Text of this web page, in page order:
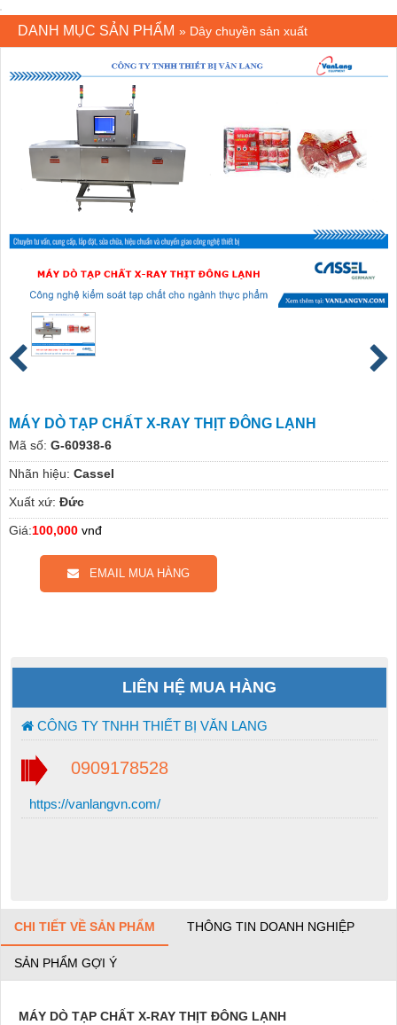
DANH MỤC SẢN PHẨM » Dây chuyền sản xuất
MÁY DÒ TẠP CHẤT X-RAY THỊT ĐÔNG LẠNH
Mã số: G-60938-6
Nhãn hiệu: Cassel
Xuất xứ: Đức
Giá:100,000 vnđ
EMAIL MUA HÀNG
LIÊN HỆ MUA HÀNG
CÔNG TY TNHH THIẾT BỊ VĂN LANG
0909178528
https://vanlangvn.com/
CHI TIẾT VỀ SẢN PHẨM THÔNG TIN DOANH NGHIỆP
SẢN PHẨM GỢI Ý
MÁY DÒ TẠP CHẤT X-RAY THỊT ĐÔNG LẠNH